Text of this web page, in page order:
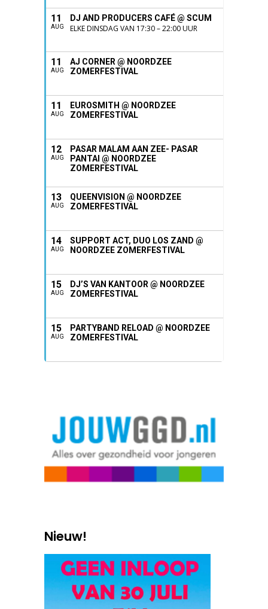
11
AUG
DJ AND PRODUCERS CAFÉ @ SCUM
ELKE DINSDAG VAN 17:30 – 22:00 UUR
11
AUG
AJ CORNER @ NOORDZEE
ZOMERFESTIVAL
11
AUG
EUROSMITH @ NOORDZEE
ZOMERFESTIVAL
12
AUG
PASAR MALAM AAN ZEE- PASAR
PANTAI @ NOORDZEE
ZOMERFESTIVAL
13
AUG
QUEENVISION @ NOORDZEE
ZOMERFESTIVAL
14
AUG
SUPPORT ACT, DUO LOS ZAND @
NOORDZEE ZOMERFESTIVAL
15
AUG
DJ’S VAN KANTOOR @ NOORDZEE
ZOMERFESTIVAL
15
AUG
PARTYBAND RELOAD @ NOORDZEE
ZOMERFESTIVAL
Nieuw!